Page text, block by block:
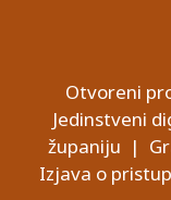
Otvoreni
Jedinstveni
županiju |
Izjava o